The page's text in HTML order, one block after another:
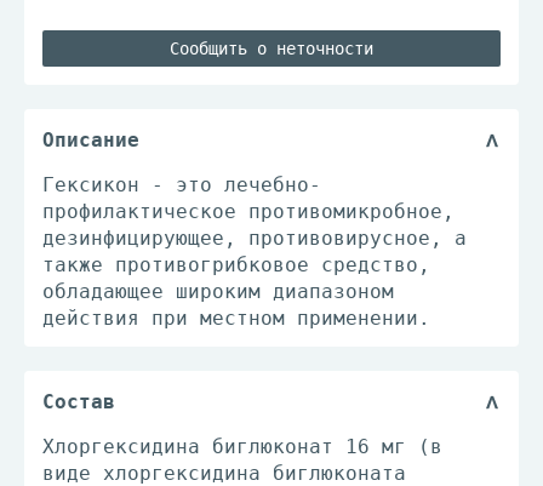
Сообщить о неточности
Описание
Гексикон - это лечебно-
профилактическое противомикробное,
дезинфицирующее, противовирусное, a
также противогрибковое средство,
обладающее широким диапазоном
действия при местном применении.
Состав
Хлоргексидина биглюконат 16 мг (в
виде хлоргексидина биглюконата